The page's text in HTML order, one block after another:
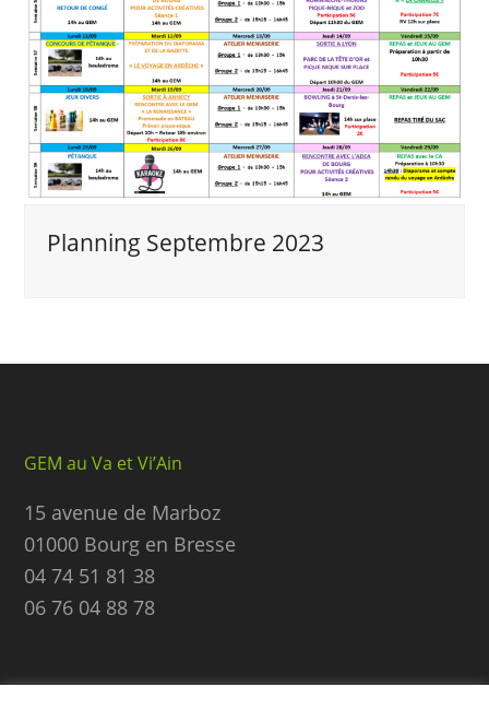
Planning Septembre 2023
GEM au Va et Vi’Ain
15 avenue de Marboz
01000 Bourg en Bresse
04 74 51 81 38
06 76 04 88 78